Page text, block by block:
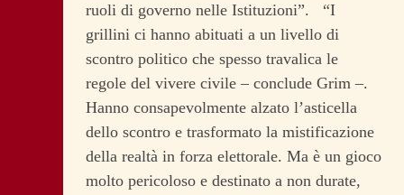
ruoli di governo nelle Istituzioni”. “I
grillini ci hanno abituati a un livello di
scontro politico che spesso travalica le
regole del vivere civile – conclude Grim –.
Hanno consapevolmente alzato l’asticella
dello scontro e trasformato la mistificazione
della realtà in forza elettorale. Ma è un gioco
molto pericoloso e destinato a non durate,